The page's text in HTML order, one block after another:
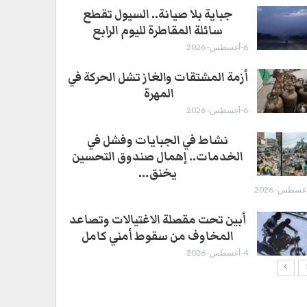
جباية بلا صيانة.. السيول تقطع
سائلة المقاطرة لليوم الرابع
6-أغسطس- 2026
أزمة المشتقات والغاز تشل الحركة في
المهرة ​
6-أغسطس- 2026
نشاط في الجبايات وفشل في
الخدمات.. إهمال صندوق التحسين
يخنق…
أبين تحت مقصلة الاغتيالات وتصاعد
المخاوف من سقوط أمني كامل
4-أغسطس- 2026